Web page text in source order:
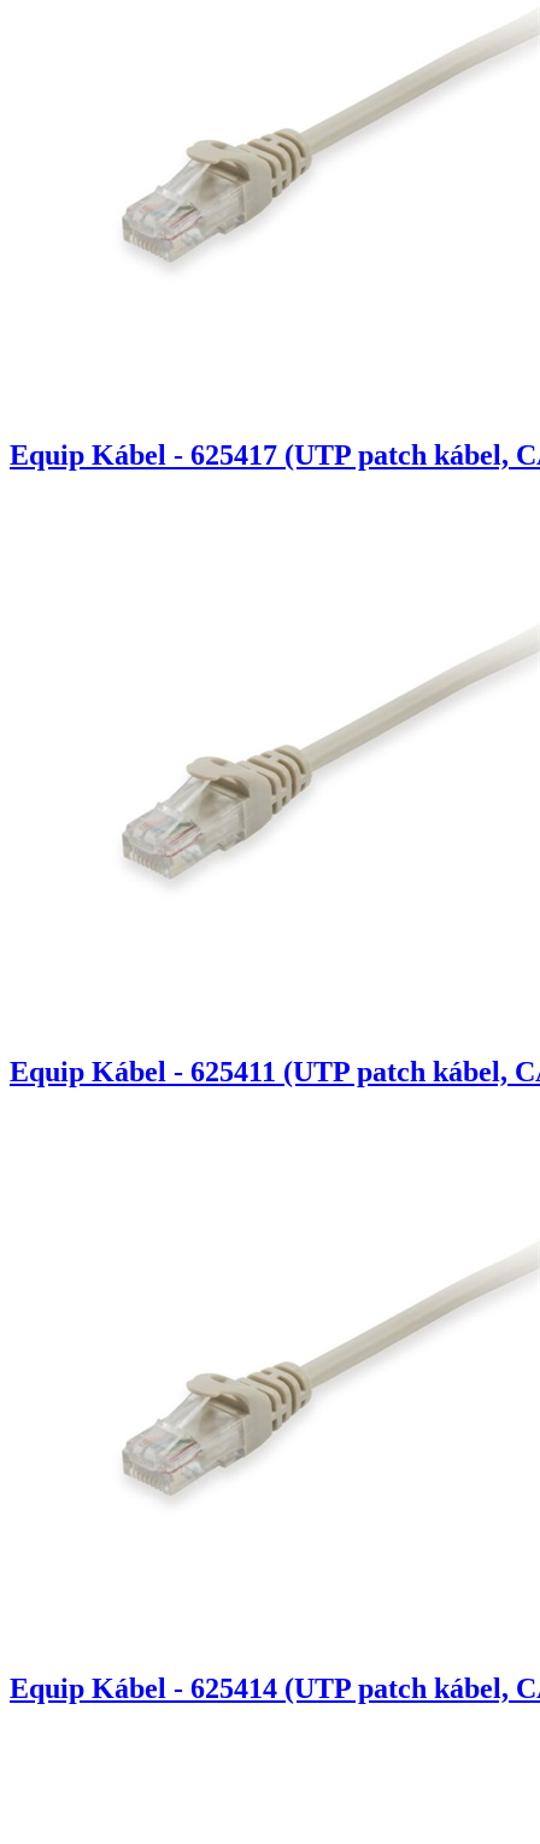
Equip Kábel - 625417 (UTP patch kábel,
Equip Kábel - 625411 (UTP patch kábel,
Equip Kábel - 625414 (UTP patch kábel,